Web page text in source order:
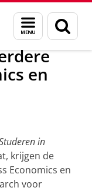
Menu
en
zoeken
en
in
krijgen de
Economics en
voor